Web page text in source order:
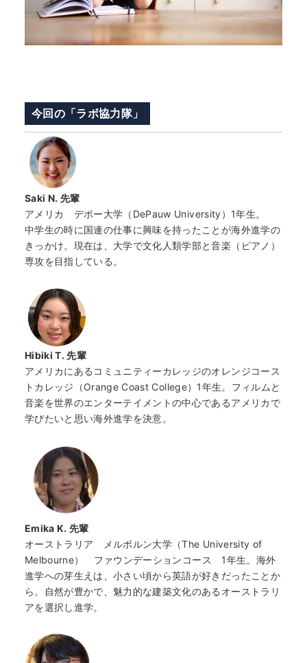
今回の「ラボ協力隊」
Saki N. 先輩
アメリカ デポー大学（DePauw University）1年生。
中学生の時に国連の仕事に興味を持ったことが海外進学の
きっかけ。現在は、大学で文化人類学部と音楽（ピアノ）
専攻を目指している。
Hibiki T. 先輩
アメリカにある コミュニティーカレッジのオレンジコース
トカレッジ （Orange Coast College）1年生。 フィルムと
音楽を世界のエンターテイメントの中心であるアメリカで
学びたいと思い海外進学を決意。
Emika K. 先輩
オーストラリア メルボルン大学（The University of
Melbourne） ファウンデーションコース 1年生。海外
進学への芽生えは、小さい頃から英語が好きだったことか
ら。自然が豊かで、魅力的な建築文化のあるオーストラリ
アを選択し進学。